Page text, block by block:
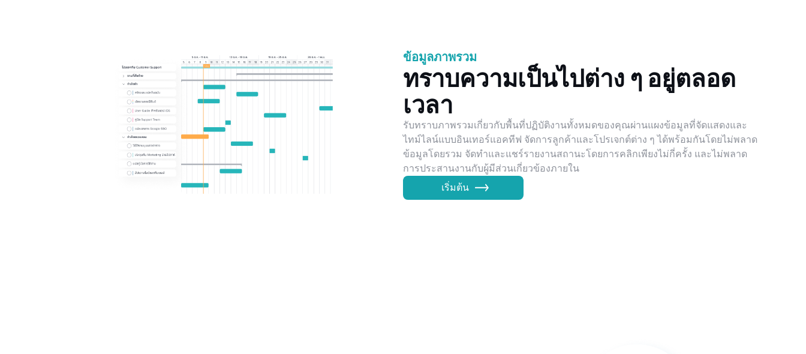
ข้อมูลภาพรวม
ทราบความเป็นไปต่าง ๆ อยู่ตลอด
เวลา
รับทราบภาพรวมเกี่ยวกับพื้นที่ปฏิบัติงานทั้งหมดของคุณผ่านแผงข้อมูลที่จัดแสดงและ
ไทม์ไลน์แบบอินเทอร์แอคทีฟ จัดการลูกค้าและโปรเจกต์ต่าง ๆ ได้พร้อมกันโดยไม่พลาด
ข้อมูลโดยรวม จัดทำและแชร์รายงานสถานะโดยการคลิกเพียงไม่กี่ครั้ง และไม่พลาด
การประสานงานกับผู้มีส่วนเกี่ยวข้องภายใน
เริ่มต้น